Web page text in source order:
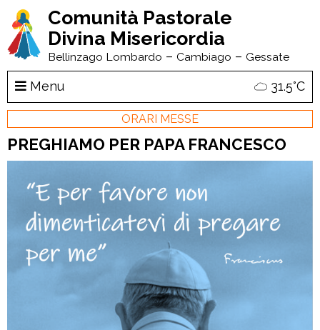
Comunità Pastorale
Divina Misericordia
Bellinzago Lombardo – Cambiago – Gessate
Menu 31.5°C
ORARI MESSE
PREGHIAMO PER PAPA FRANCESCO